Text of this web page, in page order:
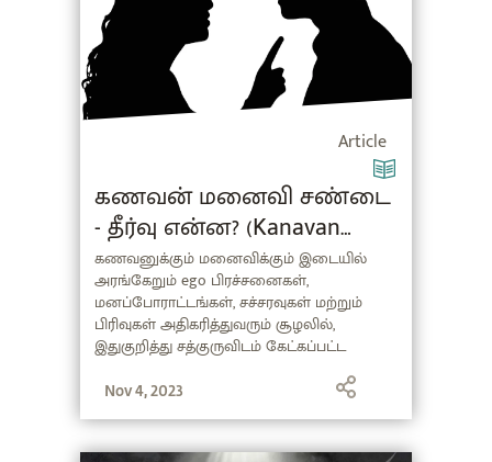
Article
கணவன் மனைவி சண்டை
- தீர்வு என்ன? (Kanavan
Manaivi Sandai)
கணவனுக்கும் மனைவிக்கும் இடையில்
அரங்கேறும் ego பிரச்சனைகள்,
மனப்போராட்டங்கள், சச்சரவுகள் மற்றும்
பிரிவுகள் அதிகரித்துவரும் சூழலில்,
இதுகுறித்து சத்குருவிடம் கேட்கப்பட்ட
வழங்குகிறோம். கணவன்-மனைவி
Nov 4, 2023